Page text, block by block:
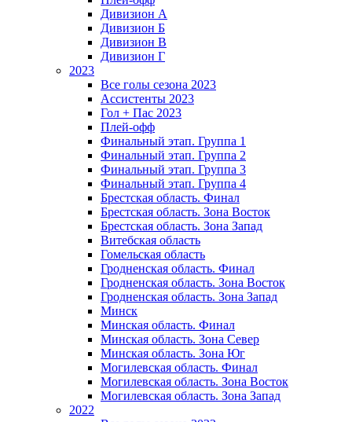
Дивизион A
Дивизион Б
Дивизион В
Дивизион Г
2023
Все голы сезона 2023
Ассистенты 2023
Гол + Пас 2023
Плей-офф
Финальный этап. Группа 1
Финальный этап. Группа 2
Финальный этап. Группа 3
Финальный этап. Группа 4
Брестская область. Финал
Брестская область. Зона Восток
Брестская область. Зона Запад
Витебская область
Гомельская область
Гродненская область. Финал
Гродненская область. Зона Восток
Гродненская область. Зона Запад
Минск
Минская область. Финал
Минская область. Зона Север
Минская область. Зона Юг
Могилевская область. Финал
Могилевская область. Зона Восток
Могилевская область. Зона Запад
2022